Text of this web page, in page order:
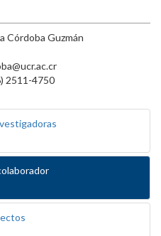
Córdoba Guzmán
2511-4750